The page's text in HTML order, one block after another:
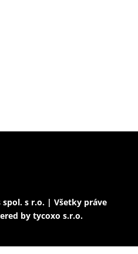
spol. s r.o. | Všetky práve
by tycoxo s.r.o.